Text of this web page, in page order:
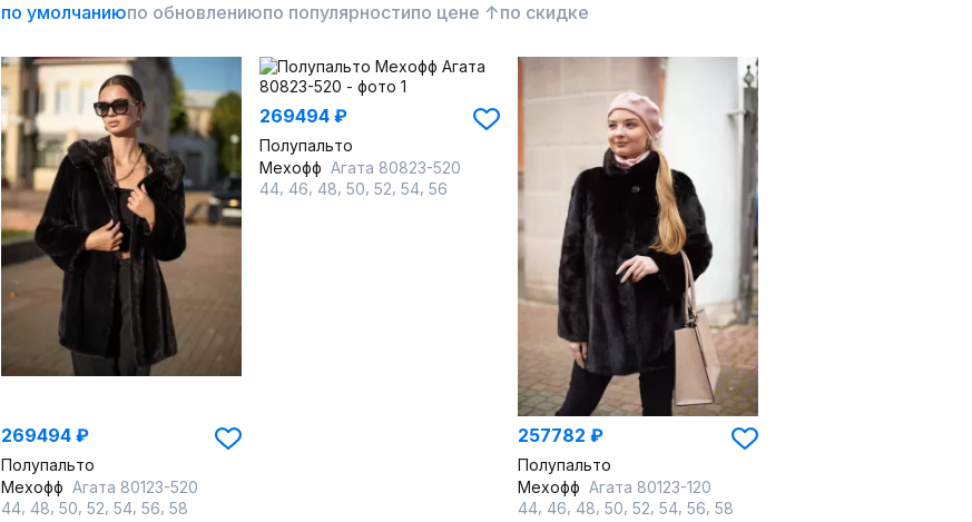
по умолчаниюпо обновлениюпо популярностипо цене ↑по скидке
269494 ₽
Полупальто
Мехофф Агата 80123-520
44 48 50 52 54 56 58
269494 ₽
Полупальто
Мехофф Агата 80823-520
44 46 48 50 52 54 56
257782 ₽
Полупальто
Мехофф Агата 80123-120
44 46 48 50 52 54 56 58